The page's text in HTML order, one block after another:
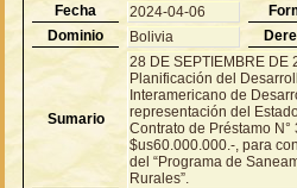
Fecha
2024-04-06
Dominio
Bolivia
Sumario
28 DE SEPTIEMBRE DE
Planificación del
Interamericano de
representación del
Contrato de Préstamo
$us60.000.000.-, para
del “Programa de
Rurales”.